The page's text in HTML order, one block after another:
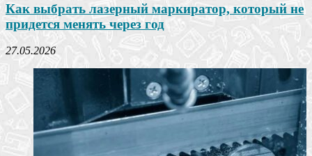
Как выбрать лазерный маркиратор, который не
придется менять через год
27.05.2026